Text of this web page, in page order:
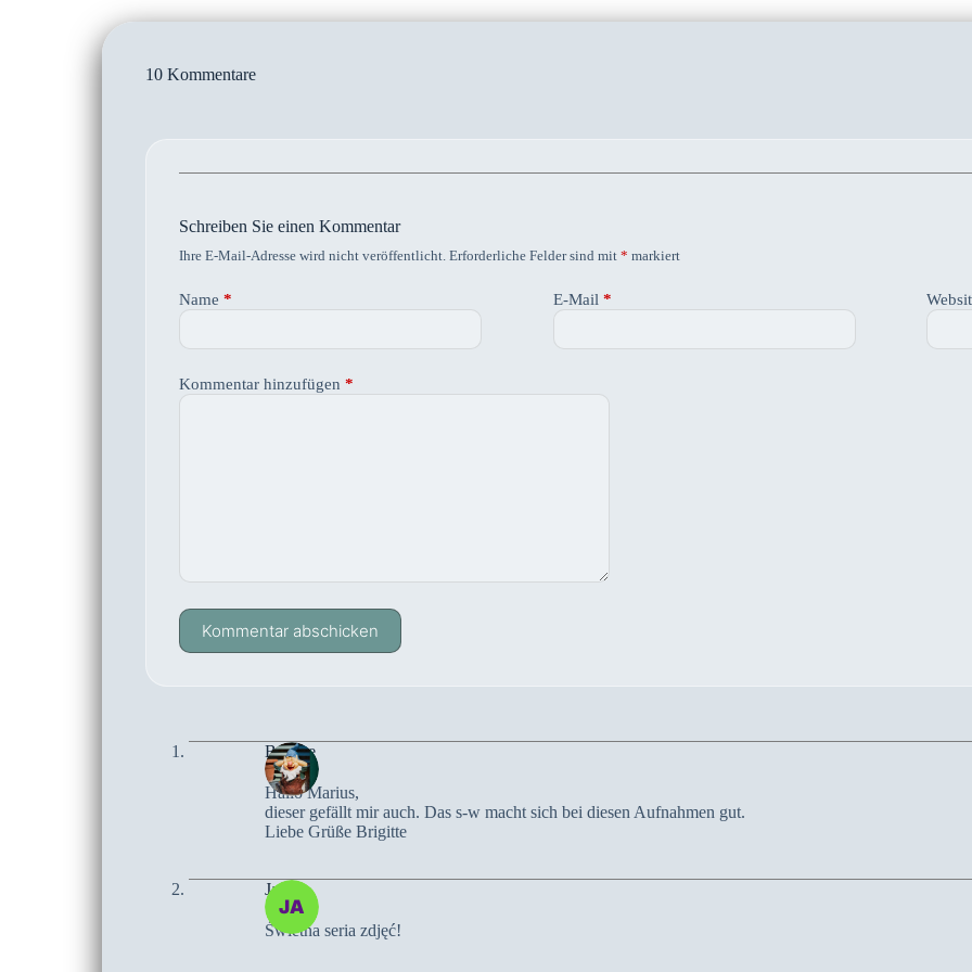
10 Kommentare
Schreiben Sie einen Kommentar
Ihre E-Mail-Adresse wird nicht veröffentlicht. Erforderliche Felder sind mit * markiert
Name * E-Mail *
Kommentar hinzufügen *
Kommentar abschicken
Brigitte
Hallo Marius,
dieser gefällt mir auch. Das s-w macht sich bei diesen Aufnahmen gut.
Liebe Grüße Brigitte
Jarek
Świetna seria zdjęć!